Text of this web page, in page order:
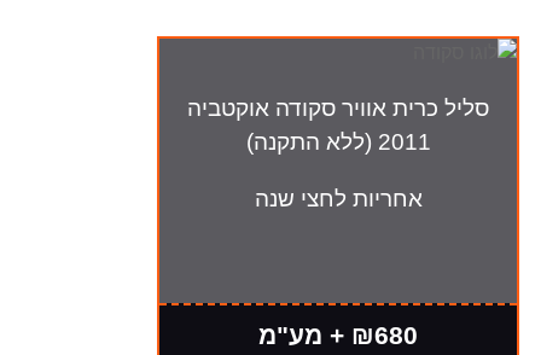
סליל כרית אוויר סקודה אוקטביה
2011 (ללא התקנה)
אחריות לחצי שנה
₪680 + מע"מ